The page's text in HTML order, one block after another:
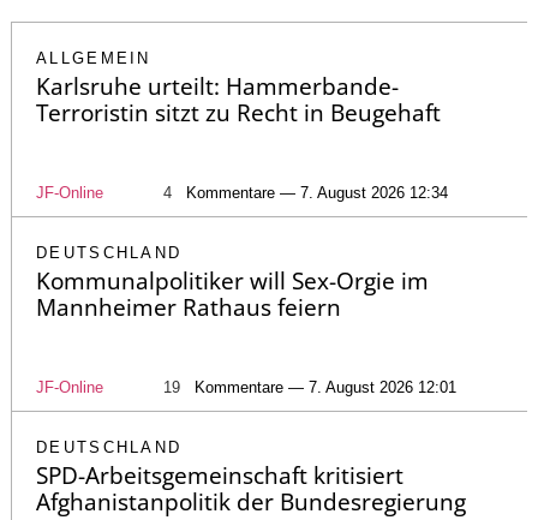
ALLGEMEIN
Karlsruhe urteilt: Hammerbande-
Terroristin sitzt zu Recht in Beugehaft
JF-Online 4 Kommentare — 7. August 2026 12:34
DEUTSCHLAND
Kommunalpolitiker will Sex-Orgie im
Mannheimer Rathaus feiern
JF-Online 19 Kommentare — 7. August 2026 12:01
DEUTSCHLAND
SPD-Arbeitsgemeinschaft kritisiert
Afghanistanpolitik der Bundesregierung